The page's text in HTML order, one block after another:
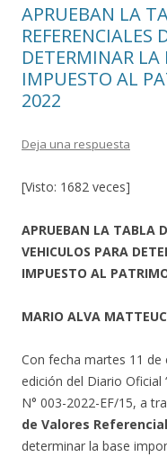
APRUEBAN LA
REFERENCIALES
DETERMINAR
IMPUESTO AL
2022
Deja una respuesta
[Visto: 1682 veces]
APRUEBAN LA TABLA
VEHICULOS PARA
IMPUESTO AL
MARIO ALVA
Con fecha martes 11 de
edición del Diario Oficial
N° 003-2022-EF/15, a
de Valores
determinar la base